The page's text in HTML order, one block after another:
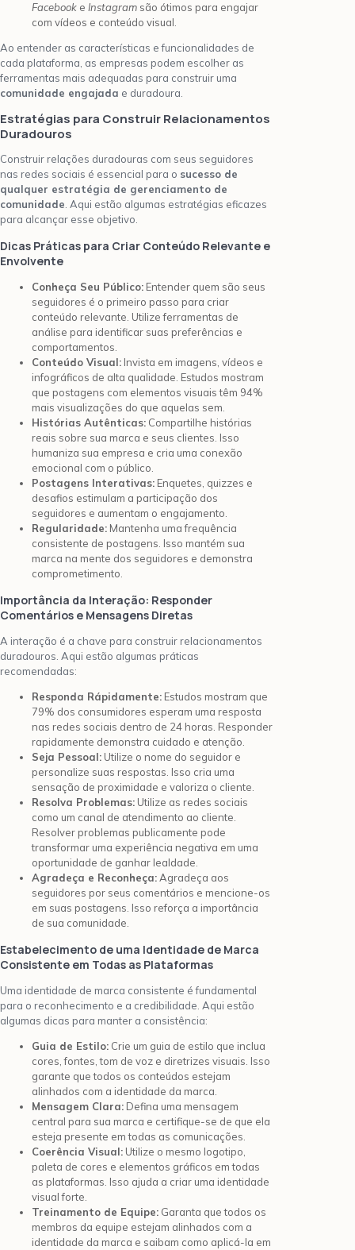
Facebook e Instagram são ótimos para engajar
com vídeos e conteúdo visual.
Ao entender as características e funcionalidades de
cada plataforma, as empresas podem escolher as
ferramentas mais adequadas para construir uma
comunidade engajada e duradoura.
Estratégias para Construir Relacionamentos
Duradouros
Construir relações duradouras com seus seguidores
nas redes sociais é essencial para o sucesso de
qualquer estratégia de gerenciamento de
comunidade . Aqui estão algumas estratégias eficazes
para alcançar esse objetivo.
Dicas Práticas para Criar Conteúdo Relevante e
Envolvente
Conheça Seu Público: Entender quem são seus
seguidores é o primeiro passo para criar
conteúdo relevante. Utilize ferramentas de
análise para identificar suas preferências e
comportamentos.
Conteúdo Visual: Invista em imagens, vídeos e
infográficos de alta qualidade. Estudos mostram
que postagens com elementos visuais têm 94%
mais visualizações do que aquelas sem.
Histórias Autênticas: Compartilhe histórias
reais sobre sua marca e seus clientes. Isso
humaniza sua empresa e cria uma conexão
emocional com o público.
Postagens Interativas: Enquetes, quizzes e
desafios estimulam a participação dos
seguidores e aumentam o engajamento.
Regularidade: Mantenha uma frequência
consistente de postagens. Isso mantém sua
marca na mente dos seguidores e demonstra
comprometimento.
Importância da Interação: Responder
Comentários e Mensagens Diretas
A interação é a chave para construir relacionamentos
duradouros. Aqui estão algumas práticas
recomendadas:
Responda Rápidamente: Estudos mostram que
79% dos consumidores esperam uma resposta
nas redes sociais dentro de 24 horas. Responder
rapidamente demonstra cuidado e atenção.
Seja Pessoal: Utilize o nome do seguidor e
personalize suas respostas. Isso cria uma
sensação de proximidade e valoriza o cliente.
Resolva Problemas: Utilize as redes sociais
como um canal de atendimento ao cliente.
Resolver problemas publicamente pode
transformar uma experiência negativa em uma
oportunidade de ganhar lealdade.
Agradeça e Reconheça:Agradeça aos
seguidores por seus comentários e mencione-os
em suas postagens. Isso reforça a importância
de sua comunidade.
Estabelecimento de uma Identidade de Marca
Consistente em Todas as Plataformas
Uma identidade de marca consistente é fundamental
para o reconhecimento e a credibilidade. Aqui estão
algumas dicas para manter a consistência:
Guia de Estilo: Crie um guia de estilo que inclua
cores, fontes, tom de voz e diretrizes visuais. Isso
garante que todos os conteúdos estejam
alinhados com a identidade da marca.
Mensagem Clara: Defina uma mensagem
central para sua marca e certifique-se de que ela
esteja presente em todas as comunicações.
Coerência Visual: Utilize o mesmo logotipo,
paleta de cores e elementos gráficos em todas
as plataformas. Isso ajuda a criar uma identidade
visual forte.
Treinamento de Equipe: Garanta que todos os
membros da equipe estejam alinhados com a
identidade da marca e saibam como aplicá-la em